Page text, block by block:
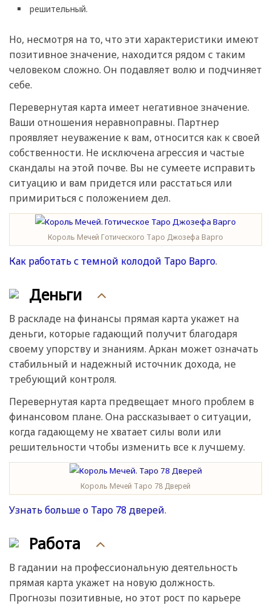
решительный.
Но, несмотря на то, что эти характеристики имеют
позитивное значение, находится рядом с таким
человеком сложно. Он подавляет волю и подчиняет
себе.
Перевернутая карта имеет негативное значение.
Ваши отношения неравноправны. Партнер
проявляет неуважение к вам, относится как к своей
собственности. Не исключена агрессия и частые
скандалы на этой почве. Вы не сумеете исправить
ситуацию и вам придется или расстаться или
примириться с положением дел.
Король Мечей Готического Таро Джозефа Варго
Как работать с темной колодой Таро Варго.
Деньги
В раскладе на финансы прямая карта укажет на
деньги, которые гадающий получит благодаря
своему упорству и знаниям. Аркан может означать
стабильный и надежный источник дохода, не
требующий контроля.
Перевернутая карта предвещает много проблем в
финансовом плане. Она рассказывает о ситуации,
когда гадающему не хватает силы воли или
решительности чтобы изменить все к лучшему.
Король Мечей Таро 78 Дверей
Узнать больше о Таро 78 дверей.
Работа
В гадании на профессиональную деятельность
прямая карта укажет на новую должность.
Прогнозы позитивные, но этот рост по карьере